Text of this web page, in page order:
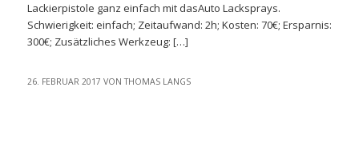
Lackierpistole ganz einfach mit dasAuto Lacksprays.
Schwierigkeit: einfach; Zeitaufwand: 2h; Kosten: 70€; Ersparnis:
300€; Zusätzliches Werkzeug: […]
26. FEBRUAR 2017 VONTHOMAS LANGS